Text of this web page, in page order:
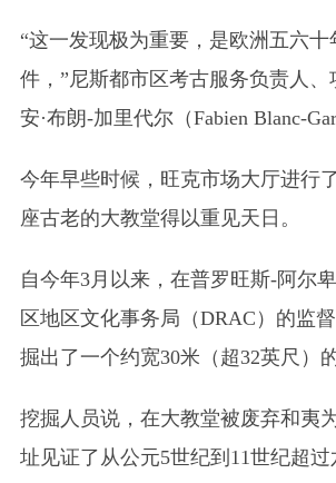
“这一发现极为重要，是欧洲五六
件，”尼斯都市区考古服务负责人
安·布朗-加里代尔（Fabien Blanc-
今年早些时候，旺克市场大厅进行
座古老的大教堂得以重见天日。
自今年3月以来，在普罗旺斯-阿尔
区地区文化事务局（DRAC）的监
掘出了一个约宽30米（超32英尺）
挖掘人员说，在大教堂被废弃和夷
址见证了从公元5世纪到11世纪超